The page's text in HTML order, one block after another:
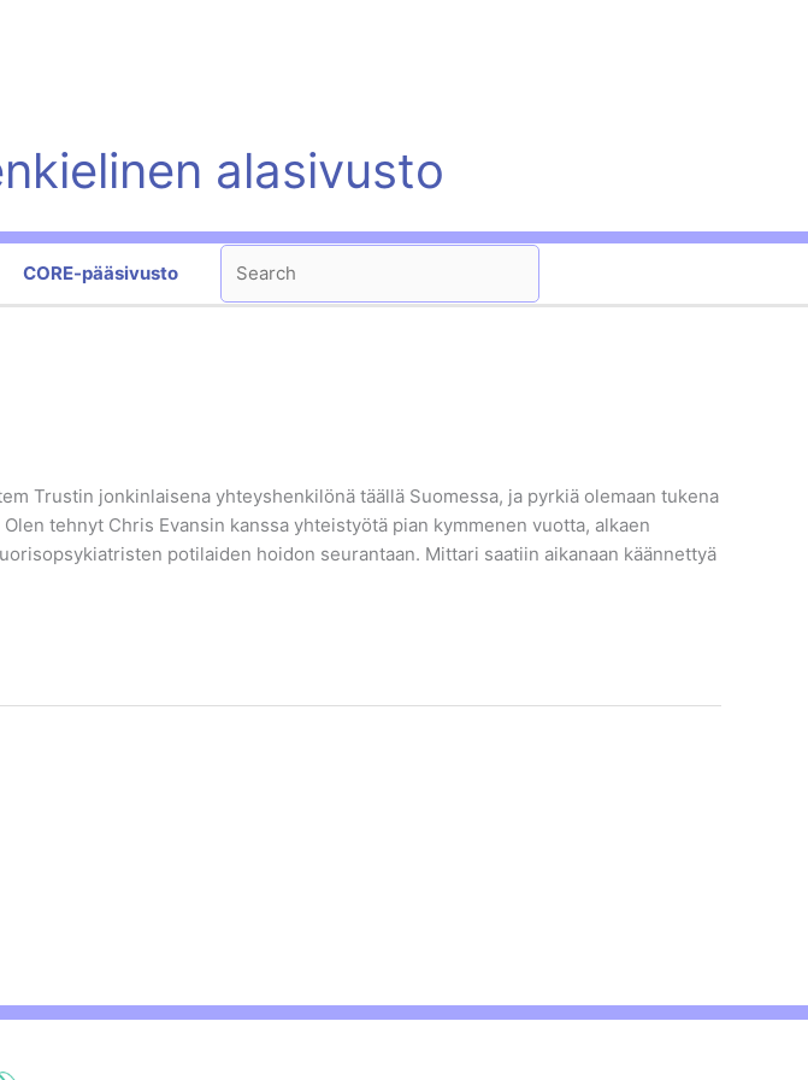
alasivusto
CORE-pääsivusto
Search
Trustin jonkinlaisena yhteyshenkilönä täällä Suomessa, ja pyrkiä olemaan tukena
tehnyt Chris Evansin kanssa yhteistyötä pian kymmenen vuotta, alkaen
potilaiden hoidon seurantaan. Mittari saatiin aikanaan käännettyä